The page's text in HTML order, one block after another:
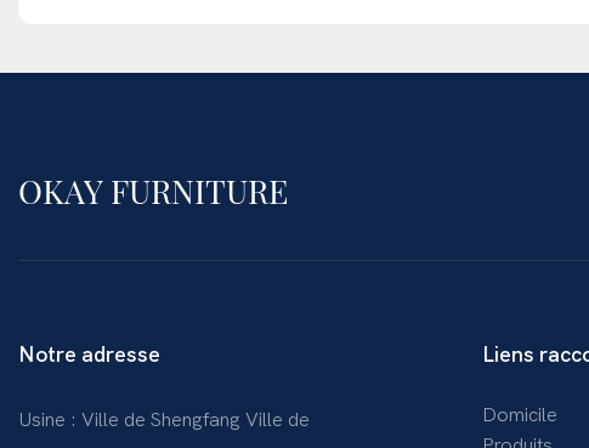
OKAY FURNITURE
Notre adresse
Usine : Ville de Shengfang Ville de
Liens
Domicile